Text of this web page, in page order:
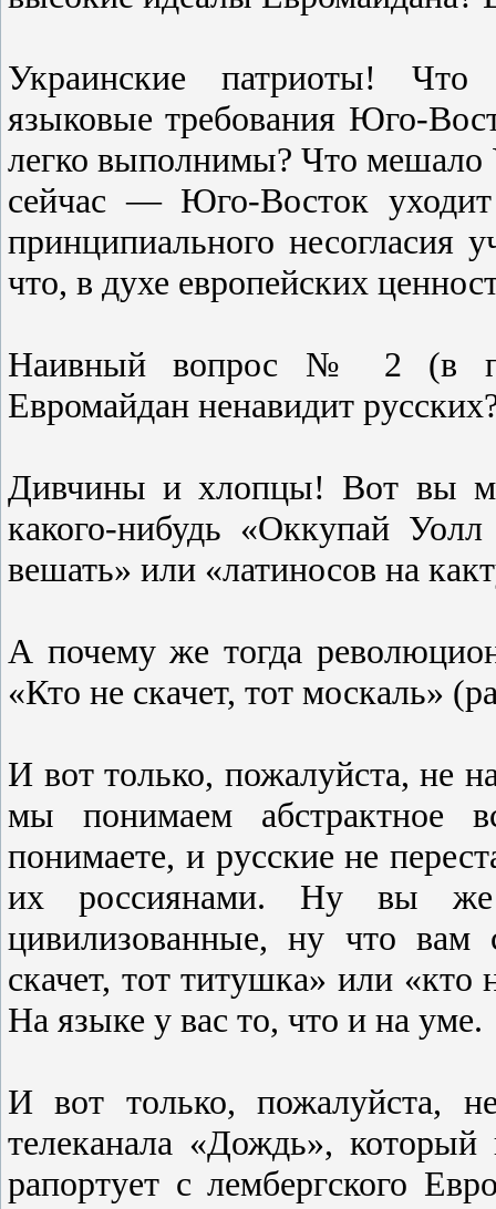
Украинские патриоты! Что
языковые требования Юго-
легко выполнимы? Что мешало
сейчас — Юго-Восток уходит
принципиального несогласия
что, в духе европейских
Наивный вопрос № 2 (в
Евромайдан ненавидит
Дивчины и хлопцы! Вот вы
какого-нибудь «Оккупай
вешать» или «латиносов на
А почему же тогда
«Кто не скачет, тот москаль»
И вот только, пожалуйста, не
мы понимаем абстрактное
понимаете, и русские не
их россиянами. Ну вы же
цивилизованные, ну что вам
скачет, тот титушка» или
На языке у вас то, что и на уме.
И вот только, пожалуйста,
телеканала «Дождь»,
рапортует с лембергского